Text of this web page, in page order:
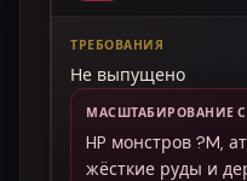
ТРЕБОВАНИЯ
Не выпущено
МАСШТАБИРОВАНИЕ
HP монстров ?M,
жёсткие руды и